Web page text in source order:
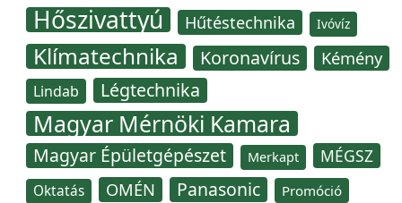
Hőszivattyú Hűtéstechnika Ivóvíz
Klímatechnika Koronavírus Kémény
Lindab Légtechnika
Magyar Mérnöki Kamara
Magyar Épületgépészet Merkapt MÉGSZ
Oktatás OMÉN Panasonic Promóció